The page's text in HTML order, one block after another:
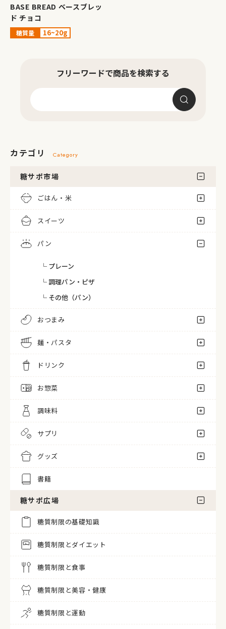
BASE BREAD ベースブレッ
ド チョコ
糖質量 16~20g
フリーワードで商品を検索する
カテゴリ Category
糖サポ市場
ごはん・米
スイーツ
パン
└ プレーン
└ 調理パン・ピザ
└ その他（パン）
おつまみ
麺・パスタ
ドリンク
お惣菜
調味料
サプリ
グッズ
書籍
糖サポ広場
糖質制限の基礎知識
糖質制限とダイエット
糖質制限と食事
糖質制限と美容・健康
糖質制限と運動